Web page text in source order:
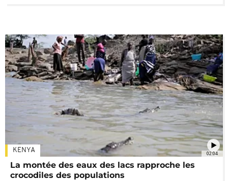
02:04
KENYA
La montée des eaux des lacs rapproche les
crocodiles des populations